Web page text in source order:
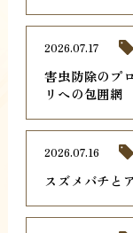
害虫防除のプ
リへの包囲網
2026.07.17
スズメバチと
2026.07.16